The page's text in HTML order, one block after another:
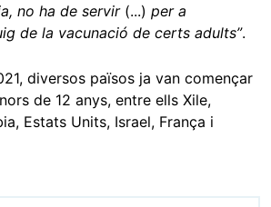
no ha de servir (...) per a
de la vacunació de certs adults”.
diversos països ja van començar
de 12 anys, entre ells Xile,
Estats Units, Israel, França i